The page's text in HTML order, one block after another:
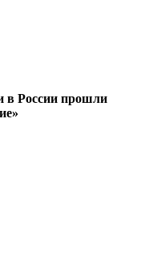
в России прошли